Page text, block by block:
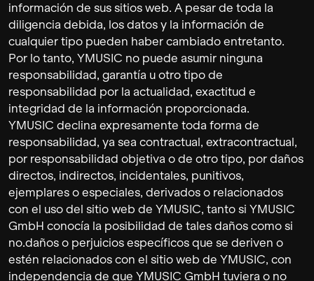
información de sus sitios web. A pesar de toda la
diligencia debida, los datos y la información de
cualquier tipo pueden haber cambiado entretanto.
Por lo tanto, YMUSIC no puede asumir ninguna
responsabilidad, garantía u otro tipo de
responsabilidad por la actualidad, exactitud e
integridad de la información proporcionada.
YMUSIC declina expresamente toda forma de
responsabilidad, ya sea contractual, extracontractual,
por responsabilidad objetiva o de otro tipo, por daños
directos, indirectos, incidentales, punitivos,
ejemplares o especiales, derivados o relacionados
con el uso del sitio web de YMUSIC, tanto si YMUSIC
GmbH conocía la posibilidad de tales daños como si
no.daños o perjuicios específicos que se deriven o
estén relacionados con el sitio web de YMUSIC, con
independencia de que YMUSIC GmbH tuviera o no